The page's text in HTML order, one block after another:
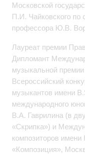
Московской
П.И. Чайковского по
профессора Ю.В.
Лауреат премии
Дипломант
музыкальной
Всероссийский
музыкантов имени
международного
В.А. Гаврилина (в
«Скрипка») и
композиторов
«Композиция»,